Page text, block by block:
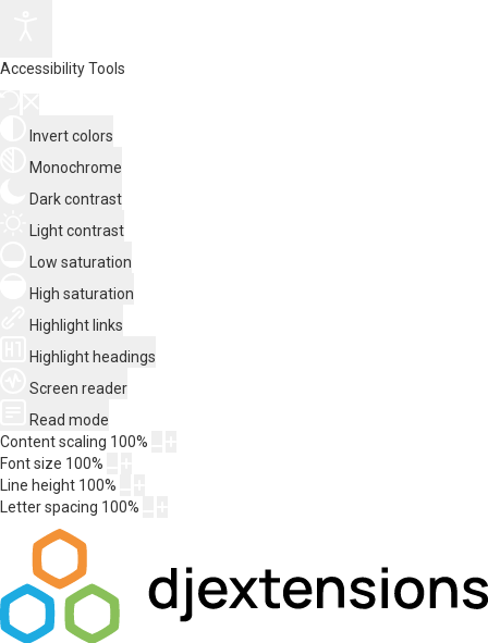
Accessibility Tools
Invert colors
Monochrome
Dark contrast
Light contrast
Low saturation
High saturation
Highlight links
Highlight headings
Screen reader
Read mode
Content scaling 100%
Font size 100%
Line height 100%
Letter spacing 100%